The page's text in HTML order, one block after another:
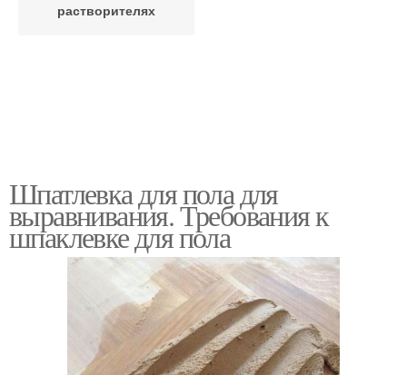
растворителях
Шпатлевка для пола для
выравнивания. Требования к
шпаклевке для пола